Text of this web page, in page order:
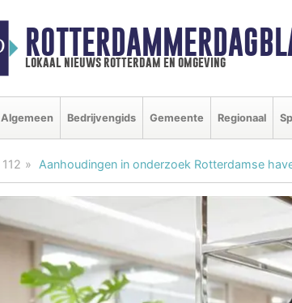
lokaal nieuws rotterdam en omgeving
Algemeen Bedrijvengids Gemeente Regionaal
112 Aanhoudingen in onderzoek Rotterdamse